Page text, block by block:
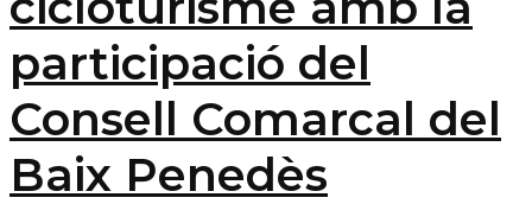
participació del
Consell Comarcal del
Baix Penedès